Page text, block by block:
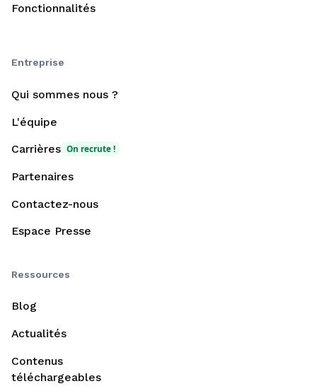
Fonctionnalités
Entreprise
Qui sommes nous ?
L'équipe
Carrières On recrute !
Partenaires
Contactez-nous
Espace Presse
Ressources
Blog
Actualités
Contenus
téléchargeables